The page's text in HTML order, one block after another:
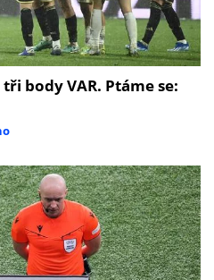
body VAR. Ptáme se: